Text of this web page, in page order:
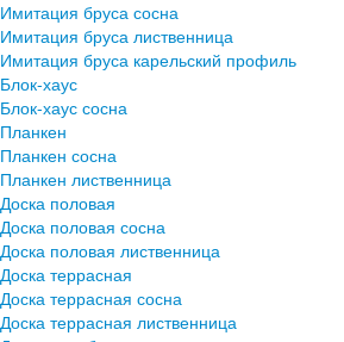
Имитация бруса сосна
Имитация бруса лиственница
Имитация бруса карельский профиль
Блок-хаус
Блок-хаус сосна
Планкен
Планкен сосна
Планкен лиственница
Доска половая
Доска половая сосна
Доска половая лиственница
Доска террасная
Доска террасная сосна
Доска террасная лиственница